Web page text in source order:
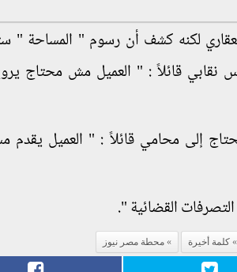
ثابتاً 2000 بحد اقصى للشهر العقاري لكنه كشف أن رسوم "
نقابي قائلاً : " العميل مش محتاج
إلى محامي قائلاً : " العميل يقدم
القضائية ".
كلمة أخيرة محطة مصر نيوز